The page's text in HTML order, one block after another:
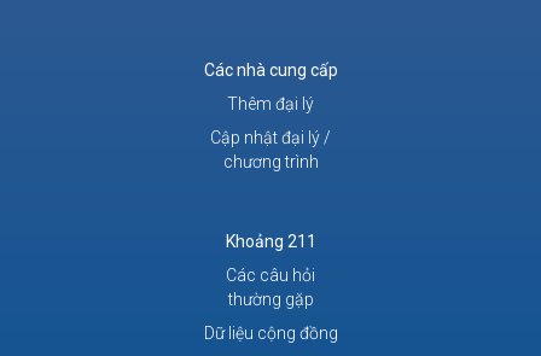
Các nhà cung cấp
Thêm đại lý
Cập nhật đại lý /
chương trình
Khoảng 211
Các câu hỏi
thường gặp
Dữ liệu cộng đồng